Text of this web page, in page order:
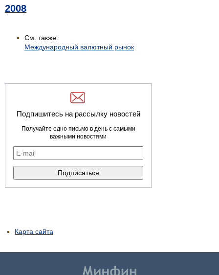
2008
См. также:
Международный валютный рынок
Подпишитесь на рассылку новостей
Получайте одно письмо в день с самыми
важными новостями
Карта сайта